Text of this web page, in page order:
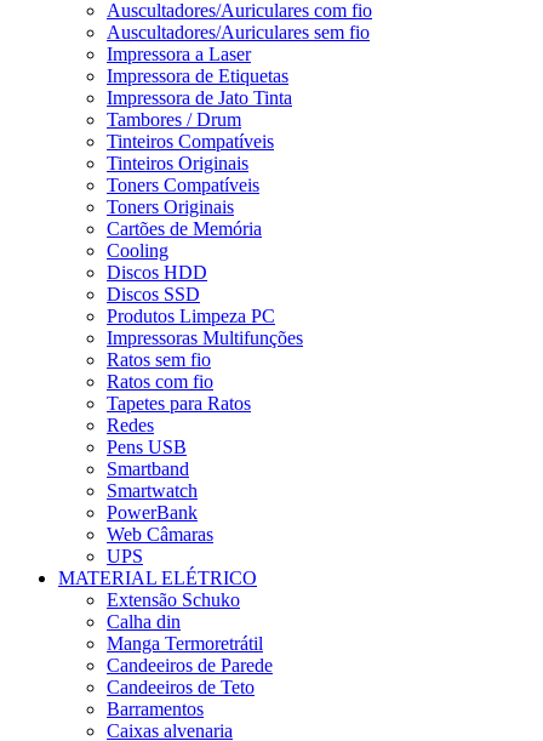
Auscultadores/Auriculares com fio
Auscultadores/Auriculares sem fio
Impressora a Laser
Impressora de Etiquetas
Impressora de Jato Tinta
Tambores / Drum
Tinteiros Compatíveis
Tinteiros Originais
Toners Compatíveis
Toners Originais
Cartões de Memória
Cooling
Discos HDD
Discos SSD
Produtos Limpeza PC
Impressoras Multifunções
Ratos sem fio
Ratos com fio
Tapetes para Ratos
Redes
Pens USB
Smartband
Smartwatch
PowerBank
Web Câmaras
UPS
MATERIAL ELÉTRICO
Extensão Schuko
Calha din
Manga Termoretrátil
Candeeiros de Parede
Candeeiros de Teto
Barramentos
Caixas alvenaria